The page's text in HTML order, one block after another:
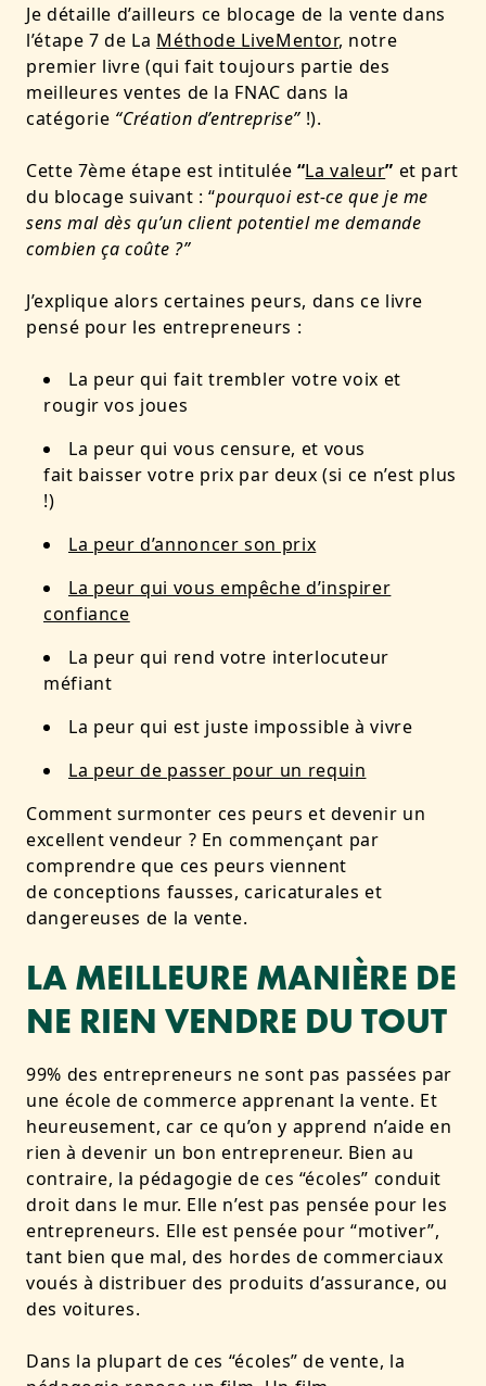
Je détaille d’ailleurs ce blocage de la vente dans
l’étape 7 de La Méthode LiveMentor, notre
premier livre (qui fait toujours partie des
meilleures ventes de la FNAC dans la
catégorie “Création d’entreprise” !).
Cette 7ème étape est intitulée “La valeur” et part
du blocage suivant : “pourquoi est-ce que je me
sens mal dès qu’un client potentiel me demande
combien ça coûte ?”
J’explique alors certaines peurs, dans ce livre
pensé pour les entrepreneurs :
La peur qui fait trembler votre voix et
rougir vos joues
La peur qui vous censure, et vous
fait baisser votre prix par deux (si ce n’est plus
!)
La peur d’annoncer son prix
La peur qui vous empêche d’inspirer
confiance
La peur qui rend votre interlocuteur
méfiant
La peur qui est juste impossible à vivre
La peur de passer pour un requin
Comment surmonter ces peurs et devenir un
excellent vendeur ? En commençant par
comprendre que ces peurs viennent
de conceptions fausses, caricaturales et
dangereuses de la vente.
LA MEILLEURE MANIÈRE DE
NE RIEN VENDRE DU TOUT
99% des entrepreneurs ne sont pas passées par
une école de commerce apprenant la vente. Et
heureusement, car ce qu’on y apprend n’aide en
rien à devenir un bon entrepreneur. Bien au
contraire, la pédagogie de ces “écoles” conduit
droit dans le mur. Elle n’est pas pensée pour les
entrepreneurs. Elle est pensée pour “motiver”,
tant bien que mal, des hordes de commerciaux
voués à distribuer des produits d’assurance, ou
des voitures.
Dans la plupart de ces “écoles” de vente, la